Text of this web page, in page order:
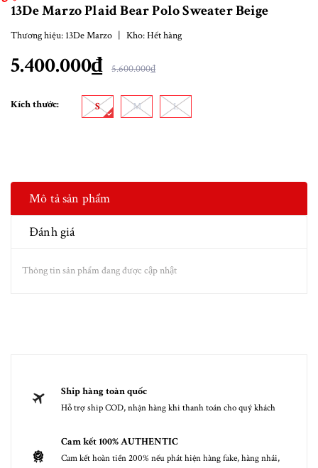
13De Marzo Plaid Bear Polo Sweater Beige
Thương hiệu: 13De Marzo | Kho:Hết hàng
5.400.000₫ 5.600.000₫
Kích thước: S M L
Mô tả sản phẩm
Đánh giá
Thông tin sản phẩm đang được cập nhật
Ship hàng toàn quốc
Hỗ trợ ship COD, nhận hàng khi thanh toán cho quý khách
Cam kết 100% AUTHENTIC
Cam kết hoàn tiền 200% nếu phát hiện hàng fake, hàng nhái,